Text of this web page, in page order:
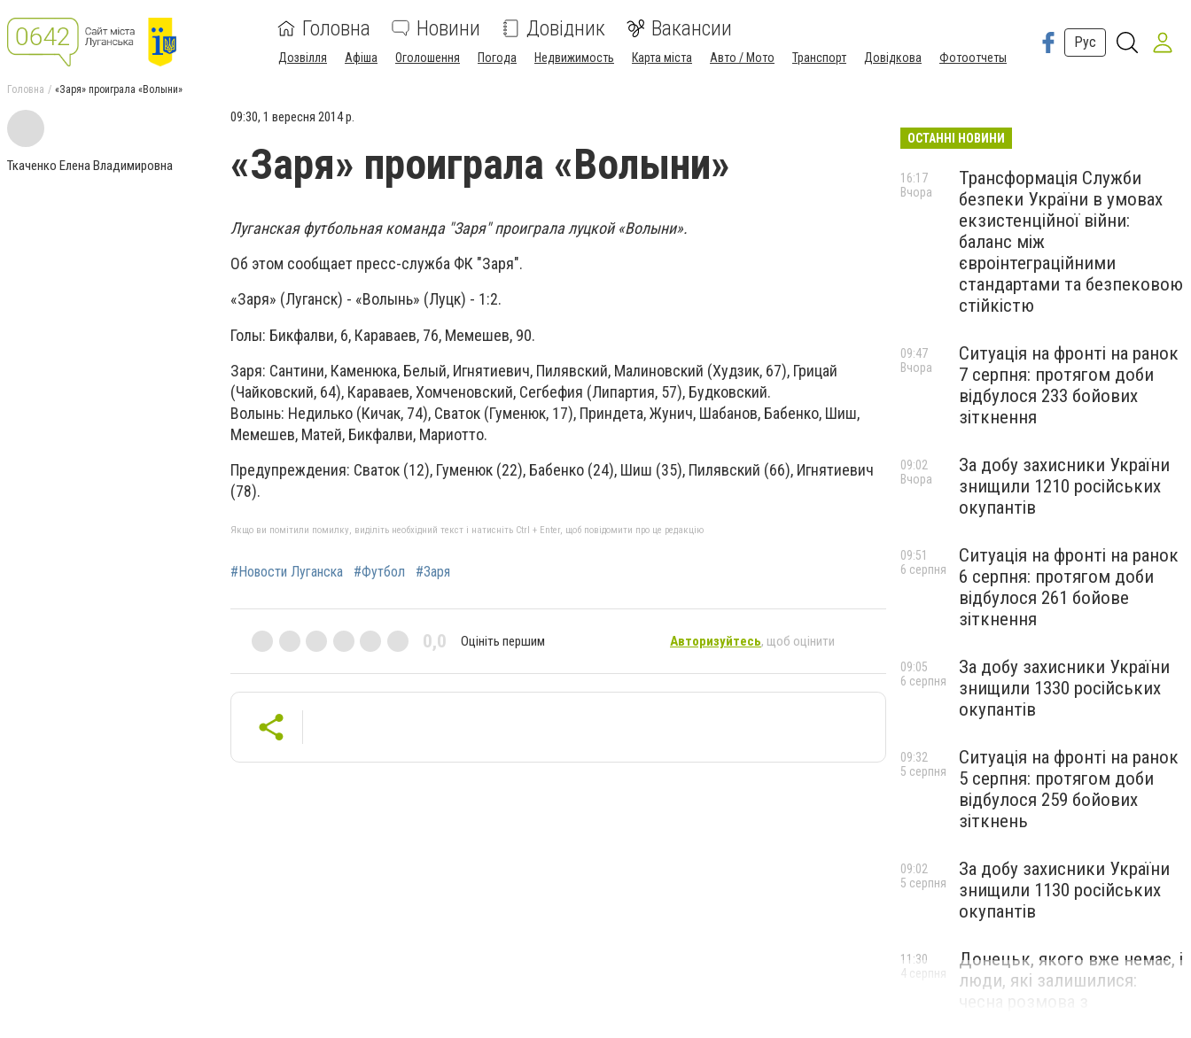
Головна Новини Довідник Вакансии
Дозвілля Афіша Оголошення Погода Недвижимость Карта міста Авто / Мото Транспорт Довідкова Фотоотчеты
Рус
Головна «Заря» проиграла «Волыни»
Ткаченко Елена Владимировна
09:30, 1 вересня 2014 р.
«Заря» проиграла «Волыни»
Луганская футбольная команда "Заря" проиграла луцкой «Волыни».
Об этом сообщает пресс-служба ФК "Заря".
«Заря» (Луганск) - «Волынь» (Луцк) - 1:2.
Голы: Бикфалви, 6, Караваев, 76, Мемешев, 90.
Заря: Сантини, Каменюка, Белый, Игнятиевич, Пилявский, Малиновский (Худзик, 67), Грицай
(Чайковский, 64), Караваев, Хомченовский, Сегбефия (Липартия, 57), Будковский.
Волынь: Недилько (Кичак, 74), Сваток (Гуменюк, 17), Приндета, Жунич, Шабанов, Бабенко, Шиш,
Мемешев, Матей, Бикфалви, Мариотто.
Предупреждения: Сваток (12), Гуменюк (22), Бабенко (24), Шиш (35), Пилявский (66), Игнятиевич
(78).
Якщо ви помітили помилку, виділіть необхідний текст і натисніть Ctrl + Enter, щоб повідомити про це редакцію
#Новости Луганска #Футбол #Заря
0,0 Оцініть першим Авторизуйтесь, щоб оцінити
ОСТАННІ НОВИНИ
Трансформація Служби
безпеки України в умовах
екзистенційної війни:
баланс між
євроінтеграційними
стандартами та безпековою
стійкістю
16:17
Вчора
Ситуація на фронті на ранок
7 серпня: протягом доби
відбулося 233 бойових
зіткнення
09:47
Вчора
За добу захисники України
знищили 1210 російських
окупантів
09:02
Вчора
Ситуація на фронті на ранок
6 серпня: протягом доби
відбулося 261 бойове
зіткнення
09:51
6 серпня
За добу захисники України
знищили 1330 російських
окупантів
09:05
6 серпня
Ситуація на фронті на ранок
5 серпня: протягом доби
відбулося 259 бойових
зіткнень
09:32
5 серпня
За добу захисники України
знищили 1130 російських
окупантів
09:02
5 серпня
Донецьк, якого вже немає, і
люди, які залишилися:
11:30
4 серпня